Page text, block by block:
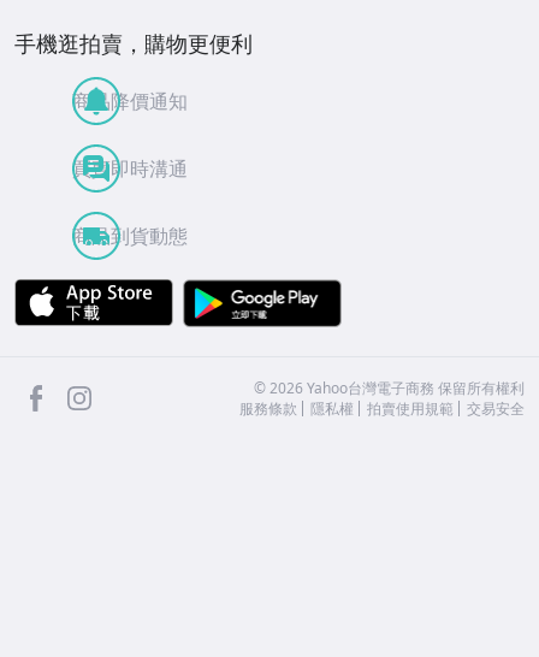
手機逛拍賣，購物更便利
商品降價通知
買賣即時溝通
商品到貨動態
APP Store
facebook ©2026 Yahoo台灣電子商務 保留所有權利
服務條款
隱私權 拍賣使用規範 交易安全